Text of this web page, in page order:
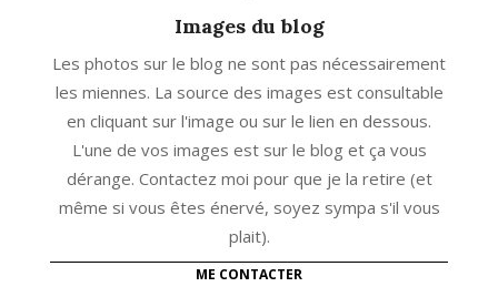
Images du blog
Les photos sur le blog ne sont pas nécessairement
les miennes. La source des images est consultable
en cliquant sur l'image ou sur le lien en dessous.
L'une de vos images est sur le blog et ça vous
dérange. Contactez moi pour que je la retire (et
même si vous êtes énervé, soyez sympa s'il vous
plait).
ME CONTACTER